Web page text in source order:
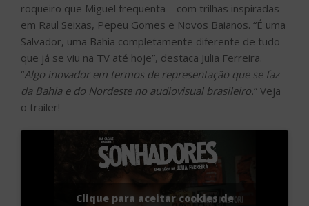
roqueiro que Miguel frequenta – com trilhas inspiradas
em Raul Seixas, Pepeu Gomes e Novos Baianos. “É uma
Salvador, uma Bahia completamente diferente de tudo
que já se viu na TV até hoje”, destaca Julia Ferreira.
“Algo inovador em termos de representação que se faz
da Bahia e do Nordeste no audiovisual brasileiro.” Veja
o trailer!
Clique para aceitar cookies de